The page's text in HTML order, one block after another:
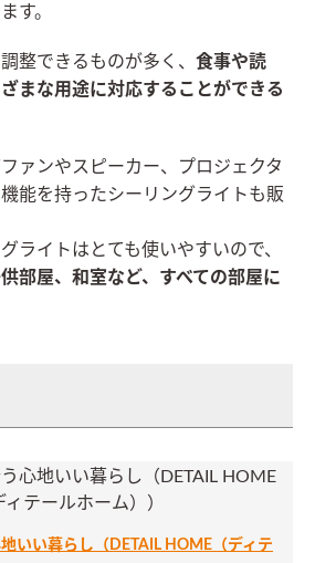
す。
整できるものが多く、 食事や読
まな用途に対応することができる
ァンやスピーカー、プロジェクタ
能を持ったシーリングライトも販
ライトはとても使いやすいので、
部屋、和室など、すべての部屋に
いい暮らし（DETAIL HOME（ディテ